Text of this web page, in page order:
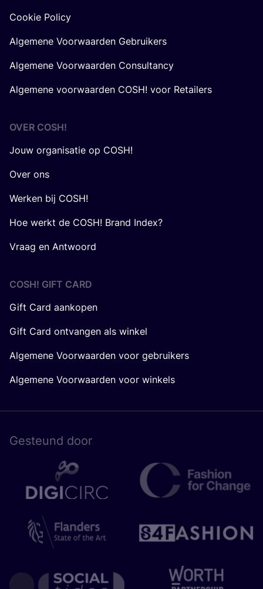
Cookie Policy
Algemene Voorwaarden Gebruikers
Algemene Voorwaarden Consultancy
Algemene voorwaarden COSH! voor Retailers
OVER COSH!
Jouw organisatie op COSH!
Over ons
Werken bij COSH!
Hoe werkt de COSH! Brand Index?
Vraag en Antwoord
COSH! GIFT CARD
Gift Card aankopen
Gift Card ontvangen als winkel
Algemene Voorwaarden voor gebruikers
Algemene Voorwaarden voor winkels
Gesteund door